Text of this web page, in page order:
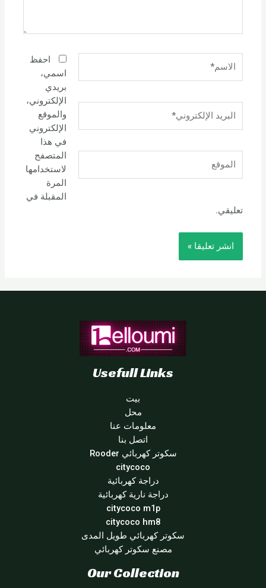
الإلكتروني*
احفظ
اسمي،
بريدي
الإلكتروني،
والموقع
الإلكتروني
في هذا
المتصفح
لاستخدامها
المرة
المقبلة في
تعليقي.
Usefull Links
بيت
محل
معلومات عنا
اتصل بنا
سكوتر كهربائي Rooder
citycoco
دراجة كهربائية
دراجة نارية كهربائية
citycoco m1p
citycoco hm8
سكوتر كهربائي طويل المدى
مصنع سكوتر كهربائي
Our Collection